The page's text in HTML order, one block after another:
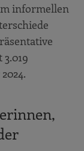
informellen